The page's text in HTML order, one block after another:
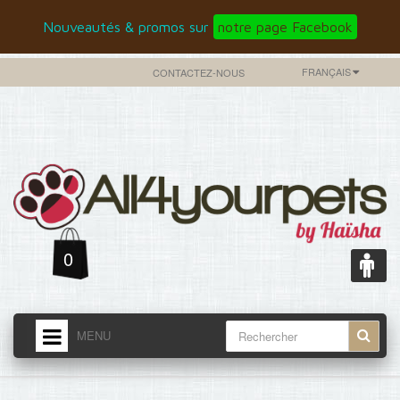
Nouveautés & promos sur notre page Facebook
FRANÇAIS
CONTACTEZ-NOUS
0
MENU
ACCUEIL